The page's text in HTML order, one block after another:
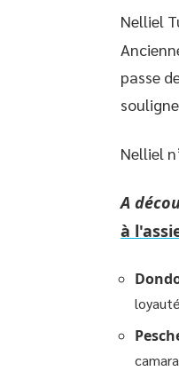
Nelliel
passe
Nelliel
A
à